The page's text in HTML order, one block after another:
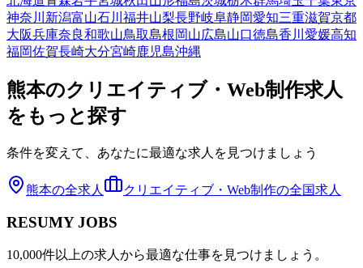
神奈川 新潟富山石川 福井山梨長野岐阜静岡愛知三重滋賀京都
大阪兵庫奈良和歌山鳥取島根岡山広島山口徳島香川 愛媛高知
福岡佐賀長崎大分宮崎鹿児島沖縄
熊本のクリエイティブ・Web制作求人
をもっと探す
条件を変えて、あなたに最適な求人を見つけましょう
熊本の全求人 クリエイティブ・Web制作の全国求人
RESUMY JOBS
10,000件以上の求人から最適な仕事を見つけましょう。